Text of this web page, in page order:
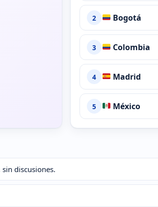
2 Bogotá
3 Colombia
4 Madrid
5 México
discusiones.